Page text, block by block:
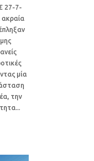
27-7-
μία
την